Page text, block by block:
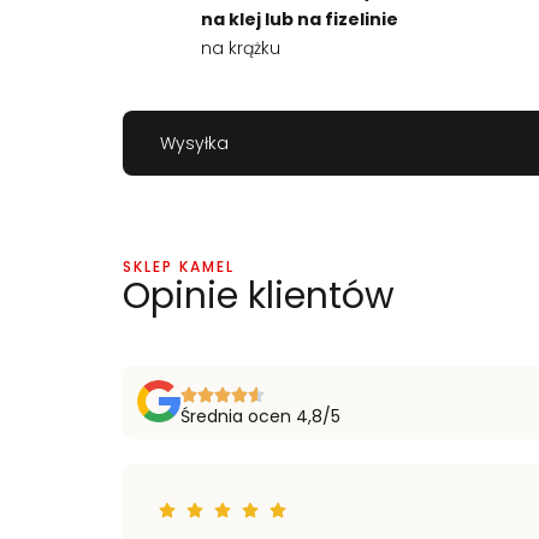
na klej lub na fizelinie
na krążku
Wysyłka
SKLEP KAMEL
Opinie klientów
Średnia ocen 4,8/5